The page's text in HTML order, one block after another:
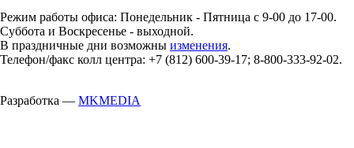
Режим работы офиса: Понедельник - Пятница с 9-00 до 17-00.
Суббота и Воскресенье - выходной.
В праздничные дни возможны изменения.
Телефон/факс колл центра: +7 (812) 600-39-17; 8-800-333-92-02.
Разработка — MKMEDIA